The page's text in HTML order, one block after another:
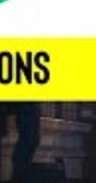
Bersama
melejit ke
gelar
menangkan.
pertama dalam
menyabet
lima trofi
dalam sejarah